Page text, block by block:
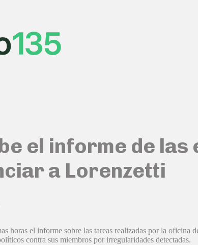
el informe de las
a Lorenzetti
horas el informe sobre las tareas realizadas por la oficina
contra sus miembros por irregularidades detectadas.